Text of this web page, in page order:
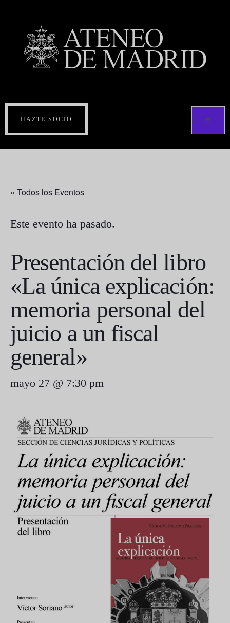
HAZTE SOCIO
« Todos los Eventos
Este evento ha pasado.
Presentación del libro
«La única explicación:
memoria personal del
juicio a un fiscal
general»
mayo 27 @ 7:30 pm